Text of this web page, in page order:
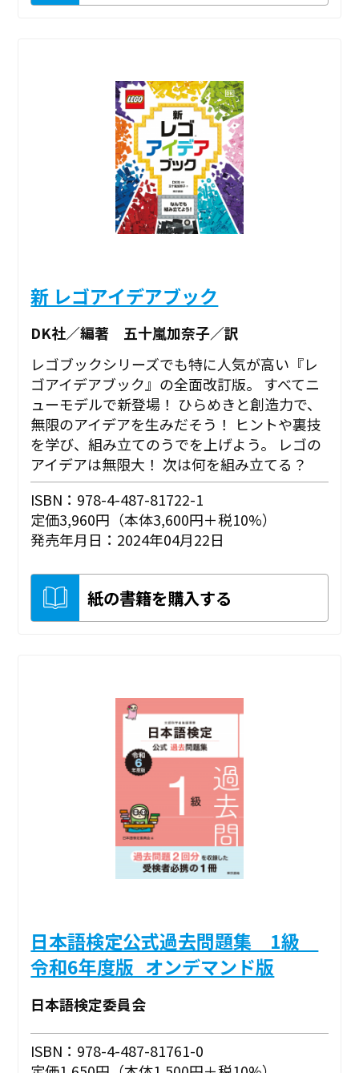
新 レゴアイデアブック
DK社／編著 五十嵐加奈子／訳
レゴブックシリーズでも特に人気が高い『レ
ゴアイデアブック』の全面改訂版。 すべてニ
ューモデルで新登場！ ひらめきと創造力で、
無限のアイデアを生みだそう！ ヒントや裏技
を学び、組み立てのうでを上げよう。 レゴの
アイデアは無限大！ 次は何を組み立てる？
ISBN：978-4-487-81722-1
定価3,960円（本体3,600円＋税10%）
発売年月日：2024年04月22日
紙の書籍を購入する
日本語検定公式過去問題集 1級
令和6年度版_オンデマンド版
日本語検定委員会
ISBN：978-4-487-81761-0